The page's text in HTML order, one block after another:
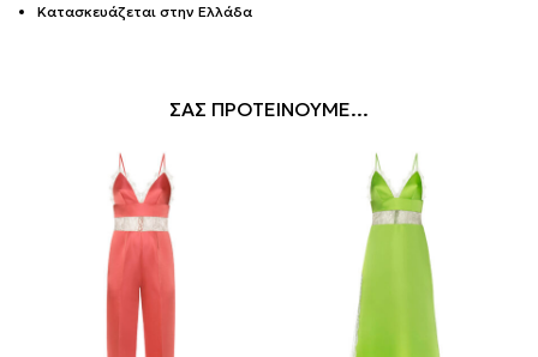
Κατασκευάζεται στην Ελλάδα
ΣΑΣ ΠΡΟΤΕΙΝΟΥΜΕ...